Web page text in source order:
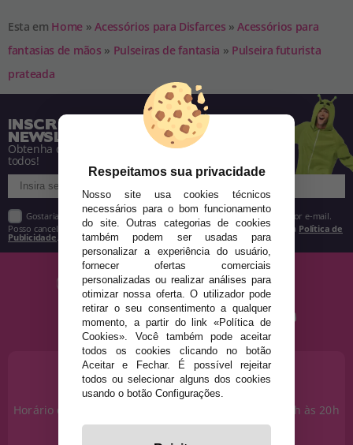
Esta em Home » Acessórios para Disfarces » Acessórios para
fantasias de mãos » Pulseiras de fantasia » Pulseira futurista
prateada
INSCREVA-SE NA NOSSA
NEWSLETTER
Obtenha descontos e saiba de tudo antes de
todos!
Gostaria de receber descontos exclusivos, novidades e tendências por e-mail.
Posso cancelar a inscrição a qualquer momento, conforme estipulado na Política de
Publicidade
PRECISA DE AJUDA?
915 793 695
Horário de segunda a sexta das 10h às 14h e das 17h às 20h
info@disfracestuyyo.pt
Respeitamos sua privacidade
Nosso site usa cookies técnicos
necessários para o bom funcionamento
do site. Outras categorias de cookies
também podem ser usadas para
personalizar a experiência do usuário,
fornecer ofertas comerciais
personalizadas ou realizar análises para
otimizar nossa oferta. O utilizador pode
retirar o seu consentimento a qualquer
momento, a partir do link «Política de
Cookies». Você também pode aceitar
todos os cookies clicando no botão
Aceitar e Fechar. É possível rejeitar
todos ou selecionar alguns dos cookies
usando o botão Configurações.